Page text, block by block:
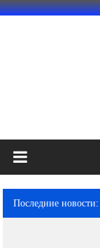
Перейти
АЗИЯ
ТВ
это
телеканал
Последние новости: